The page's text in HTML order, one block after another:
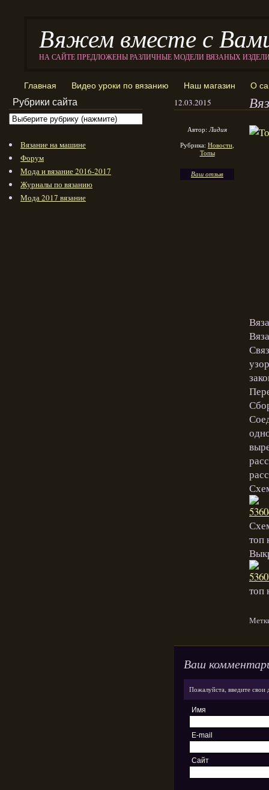
Вяжем вместе с
НА САЙТЕ ПРЕДЛОЖЕНЫ РАЗЛИЧНЫЕ МОДЕЛИ ВЯЗАНЫХ
Главная Видео уроки по вязанию Наш магазин О
12.03.2015
Автор:Лидия
Рубрика: Новости,
Топы
Ваш отзыв
топ
топ
Ваш
Пожалуйста, введите
Имя
E-mail
Сайт
Рубрики сайта
Вязание на машине
Форум
Мода и вязание 2016-2017
Журналы по вязанию
Мода 2017 вязание